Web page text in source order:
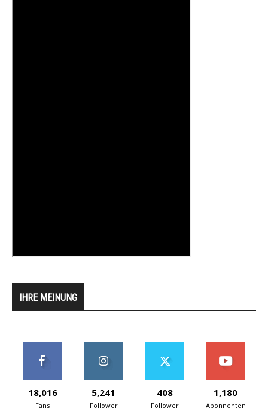
IHRE MEINUNG
18,016
Fans
5,241
Follower
408
Follower
1,180
Abonnenten